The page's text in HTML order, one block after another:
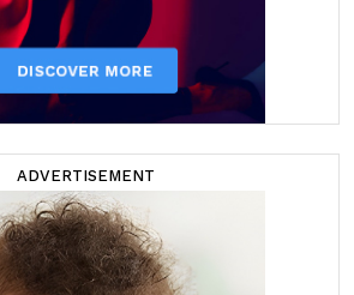
ADVERTISEMENT